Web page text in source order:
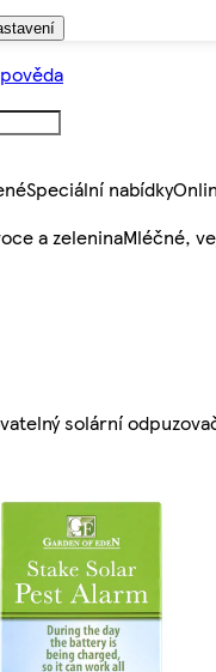
Speciální nabídky
a zeleninaMléčné,
solární